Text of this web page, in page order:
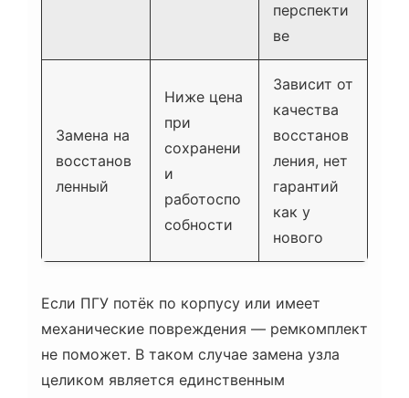
перспекти
ве
Замена на
восстанов
ленный
Ниже цена
при
сохранени
и
работоспо
собности
Зависит от
качества
восстанов
ления, нет
гарантий
как у
нового
Если ПГУ потёк по корпусу или имеет
механические повреждения — ремкомплект
не поможет. В таком случае замена узла
целиком является единственным